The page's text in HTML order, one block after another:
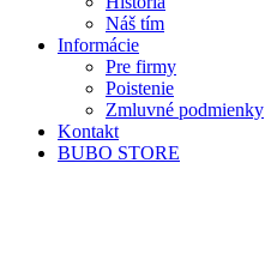
Náš tím
Informácie
Pre firmy
Poistenie
Zmluvné podmienky
Kontakt
BUBO STORE